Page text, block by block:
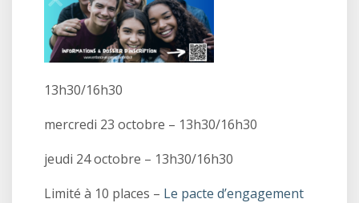
13h30/16h30
mercredi 23 octobre – 13h30/16h30
jeudi 24 octobre – 13h30/16h30
Limité à 10 places – Le pacte d’engagement